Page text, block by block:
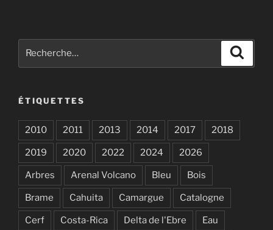
ÉTIQUETTES
2010 2011 2013 2014 2017 2018
2019 2020 2022 2024 2026
Arbres Arenal Volcano Bleu Bois
Brame Cahuita Camargue Catalogne
Cerf Costa-Rica Delta de l'Ebre Eau